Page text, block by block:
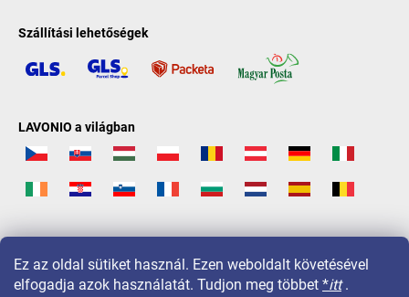
Ez az oldal sütiket használ. Ezen weboldalt követésével
elfogadja azok használatát. Tudjon meg többet *itt.
Szállítási lehetőségek
LAVONIO a világban